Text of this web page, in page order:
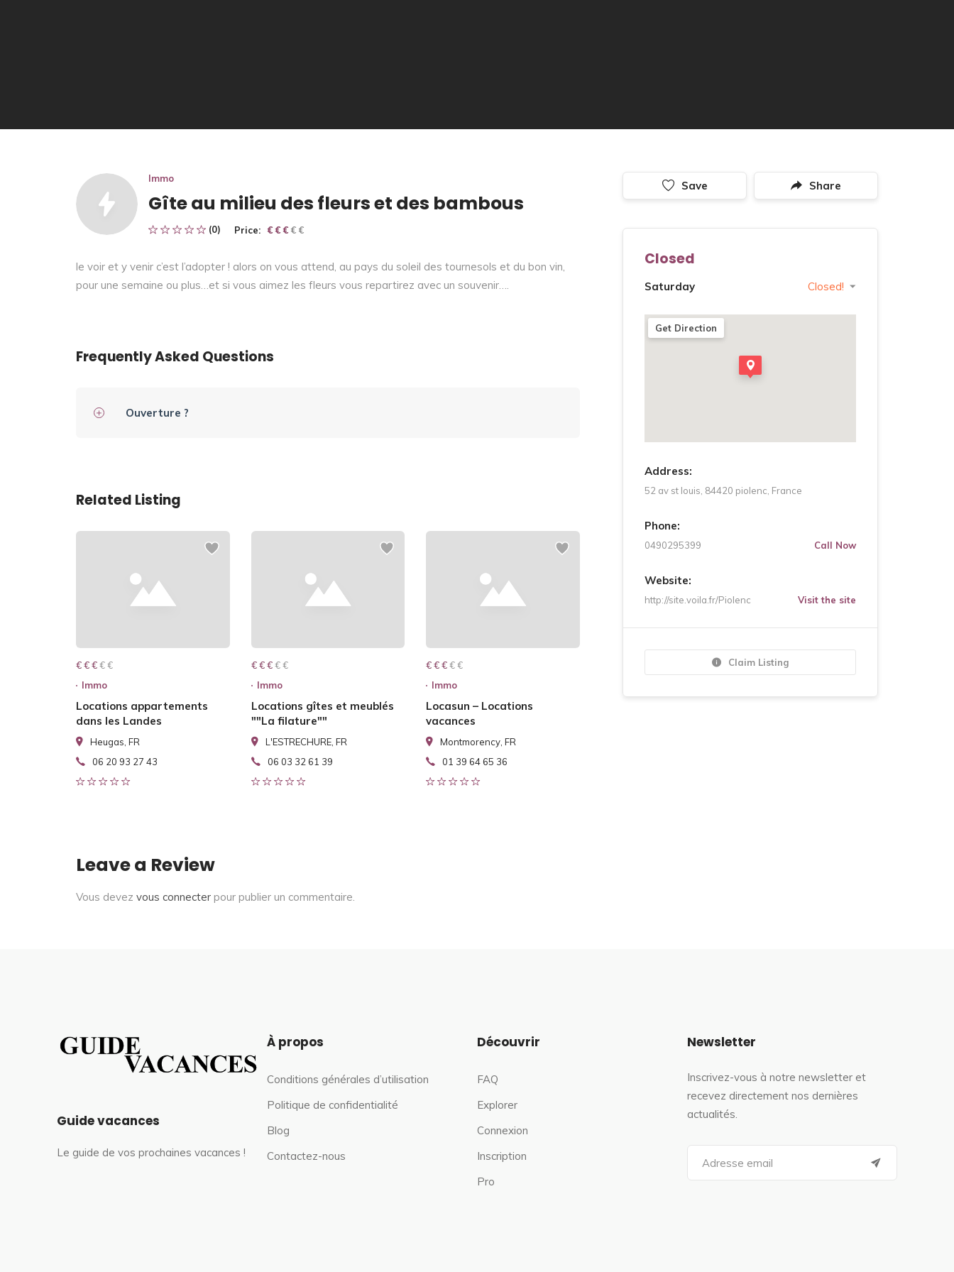
Immo
Gîte au milieu des fleurs et des bambous
(0) Price: € € € € €
€ € €
le voir et y venir c’est l’adopter ! alors on vous attend, au pays du soleil des tournesols et du bon vin,
pour une semaine ou plus…et si vous aimez les fleurs vous repartirez avec un souvenir….
Frequently Asked Questions
Ouverture ?
Related Listing
€ € € € €
€ € €
Immo
Locations appartements
dans les Landes
Heugas, FR
06 20 93 27 43
€ € € € €
€ € €
Immo
Locations gîtes et meublés
""La filature""
L'ESTRECHURE, FR
06 03 32 61 39
€ € € € €
€ € €
Immo
Locasun – Locations
vacances
Montmorency, FR
01 39 64 65 36
Leave a Review
Vous devez vous connecter pour publier un commentaire.
Save Share
Closed
Saturday Closed!
Get Direction
Address:
52 av st louis, 84420 piolenc, France
Phone:
0490295399 Call Now
Website:
http://site.voila.fr/Piolenc Visit the site
Claim Listing
Guide vacances
Le guide de vos prochaines vacances !
À propos
Conditions générales d’utilisation
Politique de confidentialité
Blog
Contactez-nous
Découvrir
FAQ
Explorer
Connexion
Inscription
Pro
Newsletter
Inscrivez-vous à notre newsletter et
recevez directement nos dernières
actualités.
a